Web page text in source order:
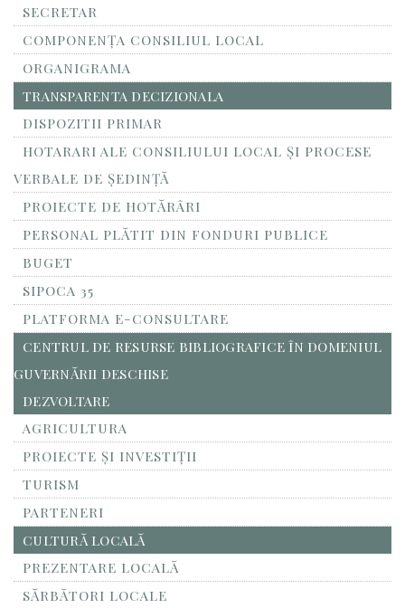
SECRETAR
COMPONENȚA CONSILIUL LOCAL
ORGANIGRAMA
TRANSPARENTA DECIZIONALA
DISPOZITII PRIMAR
HOTARARI ALE CONSILIULUI LOCAL ȘI PROCESE
VERBALE DE ȘEDINȚĂ
PROIECTE DE HOTĂRÂRI
PERSONAL PLĂTIT DIN FONDURI PUBLICE
BUGET
SIPOCA 35
PLATFORMA E-CONSULTARE
CENTRUL DE RESURSE BIBLIOGRAFICE ÎN DOMENIUL
GUVERNĂRII DESCHISE
DEZVOLTARE
AGRICULTURA
PROIECTE ȘI INVESTIȚII
TURISM
PARTENERI
CULTURĂ LOCALĂ
PREZENTARE LOCALĂ
SĂRBĂTORI LOCALE